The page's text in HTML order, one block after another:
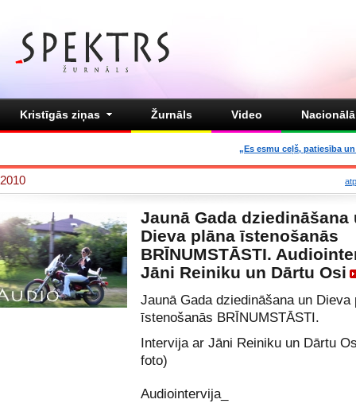
Kristīgās ziņas Žurnāls Video
„Es esmu ceļš, patiesība
2010
Jaunā Gada dziedināšana
Dieva plāna īstenošanās
BRĪNUMSTĀSTI.
Jāni Reiniku un Dārtu Osi
Jaunā Gada dziedināšana un Dieva
īstenošanās BRĪNUMSTĀSTI.
Intervija ar Jāni Reiniku un Dārtu
foto)
Audiointervija_